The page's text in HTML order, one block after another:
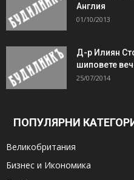
Англия
01/10/2013
Д-р Илиян
шиповете
25/07/2014
ПОПУЛЯРНИ
Великобритания
Бизнес и Икономика